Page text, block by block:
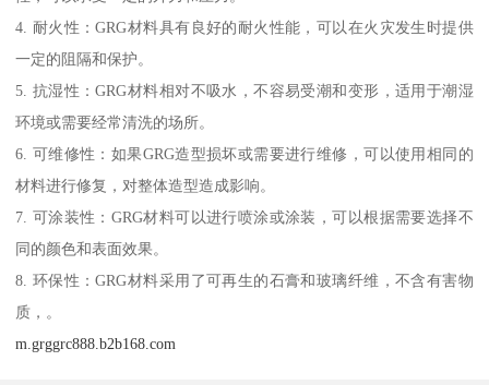
4. 耐火性：GRG材料具有良好的耐火性能，可以在火灾发生时提供
一定的阻隔和保护。
5. 抗湿性：GRG材料相对不吸水，不容易受潮和变形，适用于潮湿
环境或需要经常清洗的场所。
6. 可维修性：如果GRG造型损坏或需要进行维修，可以使用相同的
材料进行修复，对整体造型造成影响。
7. 可涂装性：GRG材料可以进行喷涂或涂装，可以根据需要选择不
同的颜色和表面效果。
8. 环保性：GRG材料采用了可再生的石膏和玻璃纤维，不含有害物
质，。
m.grggrc888.b2b168.com